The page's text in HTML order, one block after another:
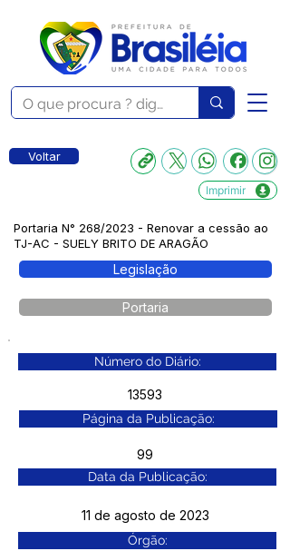
Voltar
Imprimir
Portaria N° 268/2023 - Renovar a cessão ao
TJ-AC - SUELY BRITO DE ARAGÃO
Legislação
Portaria
Número do Diário:
13593
Página da Publicação:
99
Data da Publicação:
11 de agosto de 2023
Órgão: